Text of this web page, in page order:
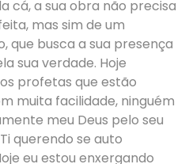
cá, a sua obra não precisa
mas sim de um
que busca a sua presença
sua verdade. Hoje
profetas que estão
muita facilidade, ninguém
meu Deus pelo seu
querendo se auto
eu estou enxergando